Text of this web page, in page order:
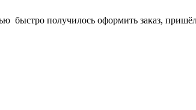
быстро получилось оформить заказ,